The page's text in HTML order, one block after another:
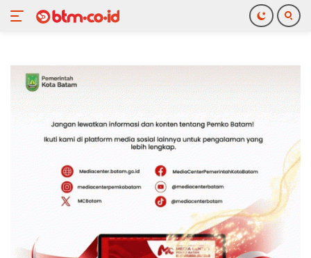
konten